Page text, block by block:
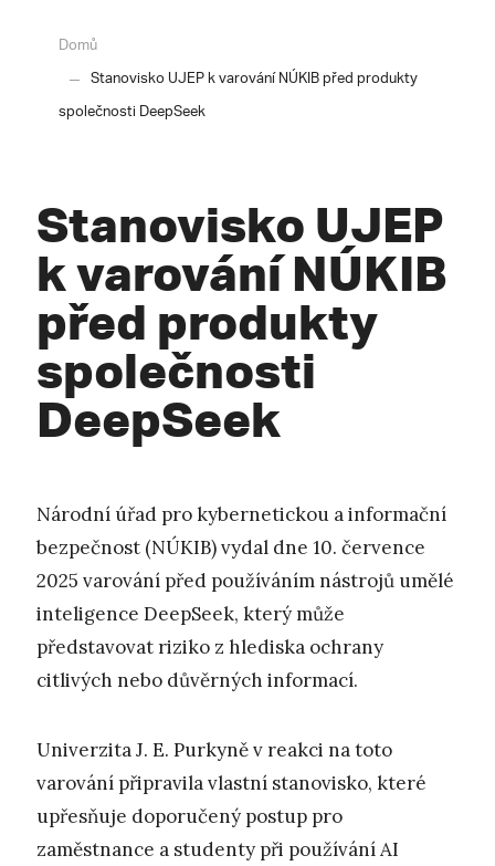
Domů
Stanovisko UJEP k varování NÚKIB před produkty
společnosti DeepSeek
Stanovisko UJEP
k varování NÚKIB
před produkty
společnosti
DeepSeek
Národní úřad pro kybernetickou a informační
bezpečnost (NÚKIB) vydal dne 10. července
2025 varování před používáním nástrojů umělé
inteligence DeepSeek, který může
představovat riziko z hlediska ochrany
citlivých nebo důvěrných informací.
Univerzita J. E. Purkyně v reakci na toto
varování připravila vlastní stanovisko, které
upřesňuje doporučený postup pro
zaměstnance a studenty při používání AI